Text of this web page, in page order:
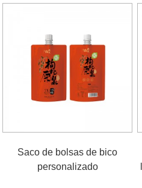
Saco de bolsas de bico
personalizado